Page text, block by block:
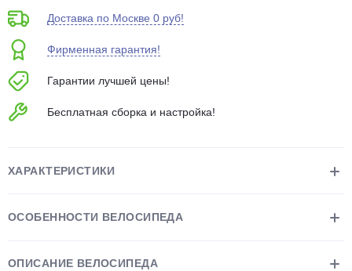
Доставка по Москве 0 руб!
Фирменная гарантия!
Гарантии лучшей цены!
Бесплатная сборка и настройка!
ХАРАКТЕРИСТИКИ
ОСОБЕННОСТИ ВЕЛОСИПЕДА
ОПИСАНИЕ ВЕЛОСИПЕДА
об оплате Плайтом
8 800 302-02-51